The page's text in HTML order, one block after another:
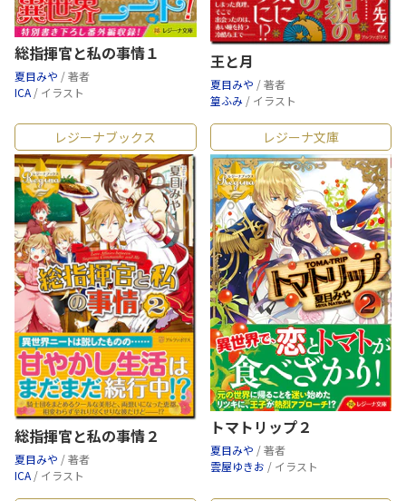
総指揮官と私の事情１
夏目みや / 著者
ICA / イラスト
王と月
夏目みや / 著者
篁ふみ / イラスト
レジーナブックス
総指揮官と私の事情２
夏目みや / 著者
ICA / イラスト
レジーナ文庫
トマトリップ２
夏目みや / 著者
雲屋ゆきお / イラスト